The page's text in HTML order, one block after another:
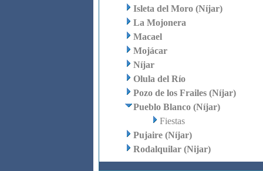
Isleta del Moro (Níjar)
La Mojonera
Macael
Mojácar
Níjar
Olula del Río
Pozo de los Frailes (Níjar)
Pueblo Blanco (Níjar)
Fiestas
Pujaire (Níjar)
Rodalquilar (Nijar)